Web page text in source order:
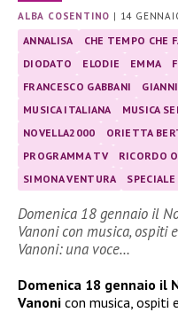
ALBA COSENTINO | 14
ANNALISA CHE TEMPO CHE
DIODATO
ELODIE EMMA
FRANCESCO GABBANI
MUSICA ITALIANA
MUSICA
NOVELLA2000
ORIETTA
PROGRAMMA TV
RICORDO
SIMONA VENTURA
Domenica 18 gennaio il
Vanoni con musica,
Vanoni: una voce…
Domenica 18 gennaio il
Vanoni con musica, ospiti